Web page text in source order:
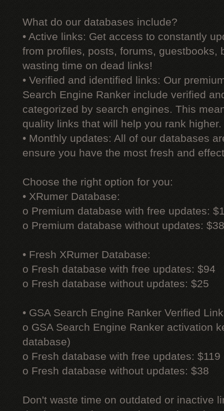
What do our databases include?
• Active links: Get access to constantly
from profiles, posts, forums, guestbooks,
wasting time on dead links!
• Verified and identified links: Our
Search Engine Ranker include verified
categorized by search engines. This
quality links that will help you rank higher.
• Monthly updates: All of our databases
ensure you have the most fresh and
Choose the right option for you:
• XRumer Database:
o Premium database with free updates:
o Premium database without updates: $38
• Fresh XRumer Database:
o Fresh database with free updates: $94
o Fresh database without updates: $25
• GSA Search Engine Ranker Verified
o GSA Search Engine Ranker activation
database)
o Fresh database with free updates: $119
o Fresh database without updates: $38
Don't waste time on outdated or inactive